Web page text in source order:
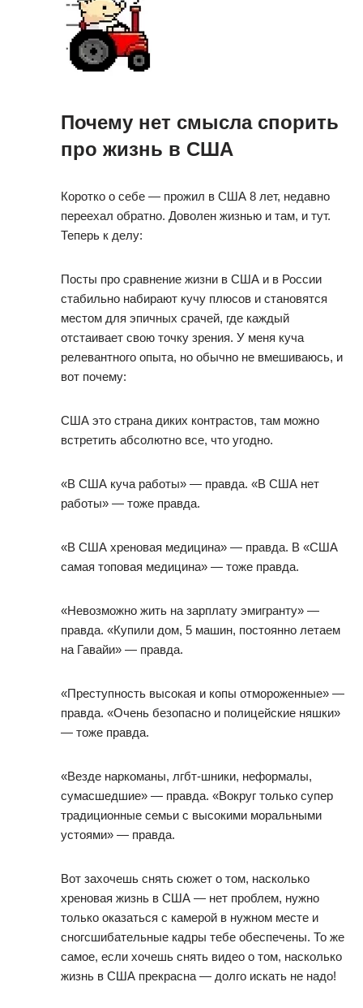
Почему нет смысла спорить
про жизнь в США⁠ ⁠
Коротко о себе — прожил в США 8 лет, недавно
переехал обратно. Доволен жизнью и там, и тут.
Теперь к делу:
Посты про сравнение жизни в США и в России
стабильно набирают кучу плюсов и становятся
местом для эпичных срачей, где каждый
отстаивает свою точку зрения. У меня куча
релевантного опыта, но обычно не вмешиваюсь, и
вот почему:
США это страна диких контрастов, там можно
встретить абсолютно все, что угодно.
«В США куча работы» — правда. «В США нет
работы» — тоже правда.
«В США хреновая медицина» — правда. В «США
самая топовая медицина» — тоже правда.
«Невозможно жить на зарплату эмигранту» —
правда. «Купили дом, 5 машин, постоянно летаем
на Гавайи» — правда.
«Преступность высокая и копы отмороженные» —
правда. «Очень безопасно и полицейские няшки»
— тоже правда.
«Везде наркоманы, лгбт-шники, неформалы,
сумасшедшие» — правда. «Вокруг только супер
традиционные семьи с высокими моральными
устоями» — правда.
Вот захочешь снять сюжет о том, насколько
хреновая жизнь в США — нет проблем, нужно
только оказаться с камерой в нужном месте и
сногсшибательные кадры тебе обеспечены. То же
самое, если хочешь снять видео о том, насколько
жизнь в США прекрасна — долго искать не надо!